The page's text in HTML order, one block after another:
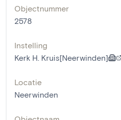
Objectnummer
2578
Instelling
Kerk H. Kruis[Neerwinden]
Locatie
Neerwinden